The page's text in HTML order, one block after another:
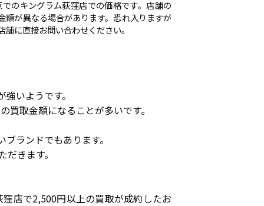
のキングラム荻窪店での価格です。店舗の
額が異なる場合があります。恐れ入りますが
に直接お問い合わせください。
いようです。
取金額になることが多いです。
ランドでもあります。
きます。
店で2,500円以上の買取が成約したお